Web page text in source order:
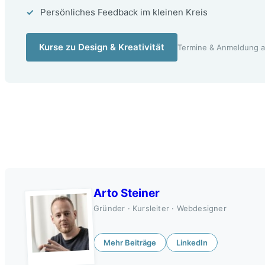
Persönliches Feedback im kleinen Kreis
Kurse zu Design & Kreativität Termine & Anmeldung
Arto Steiner
Gründer · Kursleiter · Webdesigner
Mehr Beiträge LinkedIn